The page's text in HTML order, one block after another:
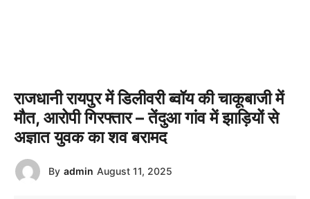
राजधानी रायपुर में डिलीवरी ब्वॉय की चाकूबाजी में
मौत, आरोपी गिरफ्तार – तेंदुआ गांव में झाड़ियों से
अज्ञात युवक का शव बरामद
By admin August 11, 2025